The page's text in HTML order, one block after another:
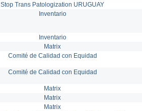
Stop Trans Patologization URUGUAY
Inventario
Inventario
Matrix
Comité de Calidad con Equidad
Comité de Calidad con Equidad
Matrix
Matrix
Matrix